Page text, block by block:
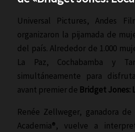
Universal Pictures, Andes
organizaron la pijamada de
del país. Alrededor de 1.000
La Paz, Cochabamba y
simultáneamente para
avant premier de Bridget Jones:
Renée Zellweger, ganadora
Academia®, vuelve a